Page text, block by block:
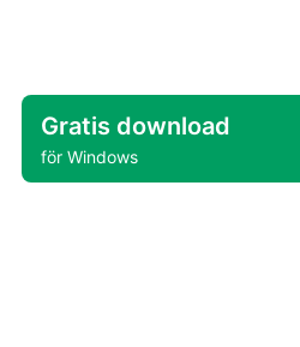
Gratis download
för Windows